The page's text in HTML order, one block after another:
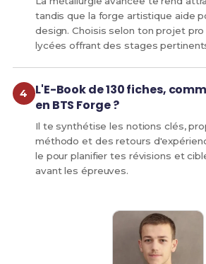
tandis que la forge artistique aide
design. Choisis selon ton projet
lycées offrant des stages
L'E-Book de 130 fiches,
en BTS Forge ?
Il te synthétise les notions clés,
méthodo et des retours
le pour planifier tes révisions et
avant les épreuves.